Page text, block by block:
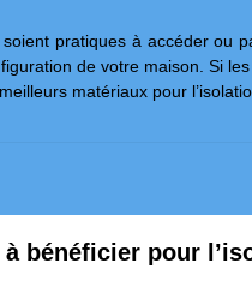
pratiques à accéder ou
de votre maison. Si
matériaux pour
à bénéficier pour